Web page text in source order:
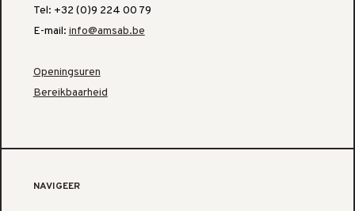
Tel: +32 (0)9 224 00 79
E-mail: info@amsab.be
Openingsuren
Bereikbaarheid
NAVIGEER